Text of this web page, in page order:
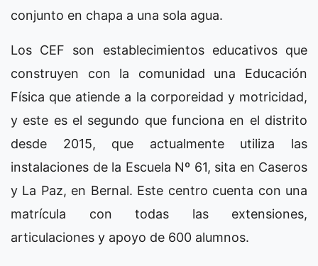
conjunto en chapa a una sola agua.
Los CEF son establecimientos educativos que
construyen con la comunidad una Educación
Física que atiende a la corporeidad y motricidad,
y este es el segundo que funciona en el distrito
desde 2015, que actualmente utiliza las
instalaciones de la Escuela Nº 61, sita en Caseros
y La Paz, en Bernal. Este centro cuenta con una
matrícula con todas las extensiones,
articulaciones y apoyo de 600 alumnos.